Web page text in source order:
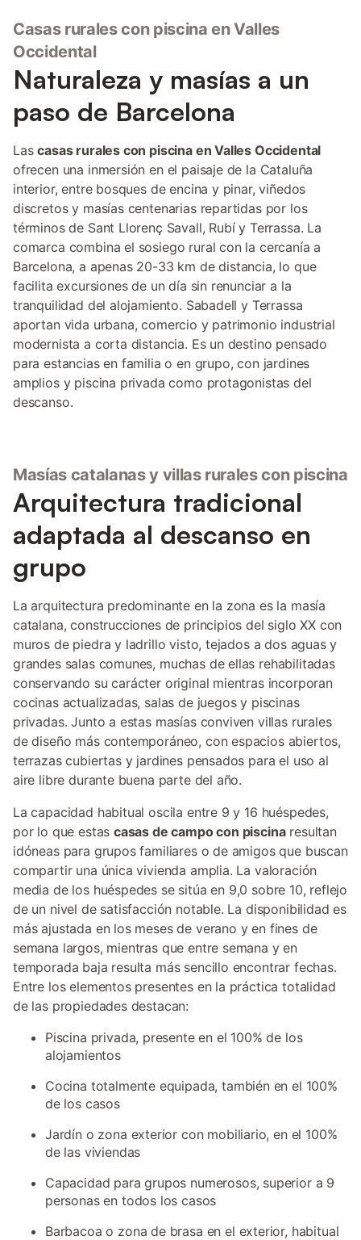
Casas rurales con piscina en Valles
Occidental
Naturaleza y masías a un
paso de Barcelona
Lascasas rurales con piscina en Valles Occidental
ofrecen una inmersión en el paisaje de la Cataluña
interior, entre bosques de encina y pinar, viñedos
discretos y masías centenarias repartidas por los
términos de Sant Llorenç Savall, Rubí y Terrassa. La
comarca combina el sosiego rural con la cercanía a
Barcelona, a apenas 20-33 km de distancia, lo que
facilita excursiones de un día sin renunciar a la
tranquilidad del alojamiento. Sabadell y Terrassa
aportan vida urbana, comercio y patrimonio industrial
modernista a corta distancia. Es un destino pensado
para estancias en familia o en grupo, con jardines
amplios y piscina privada como protagonistas del
descanso.
Masías catalanas y villas rurales con piscina
Arquitectura tradicional
adaptada al descanso en
grupo
La arquitectura predominante en la zona es la masía
catalana, construcciones de principios del siglo XX con
muros de piedra y ladrillo visto, tejados a dos aguas y
grandes salas comunes, muchas de ellas rehabilitadas
conservando su carácter original mientras incorporan
cocinas actualizadas, salas de juegos y piscinas
privadas. Junto a estas masías conviven villas rurales
de diseño más contemporáneo, con espacios abiertos,
terrazas cubiertas y jardines pensados para el uso al
aire libre durante buena parte del año.
La capacidad habitual oscila entre 9 y 16 huéspedes,
por lo que estascasas de campo con piscinaresultan
idóneas para grupos familiares o de amigos que buscan
compartir una única vivienda amplia. La valoración
media de los huéspedes se sitúa en 9,0 sobre 10, reflejo
de un nivel de satisfacción notable. La disponibilidad es
más ajustada en los meses de verano y en fines de
semana largos, mientras que entre semana y en
temporada baja resulta más sencillo encontrar fechas.
Entre los elementos presentes en la práctica totalidad
de las propiedades destacan:
Piscina privada, presente en el 100% de los
alojamientos
Cocina totalmente equipada, también en el 100%
de los casos
Jardín o zona exterior con mobiliario, en el 100%
de las viviendas
Capacidad para grupos numerosos, superior a 9
personas en todos los casos
Barbacoa o zona de brasa en el exterior, habitual